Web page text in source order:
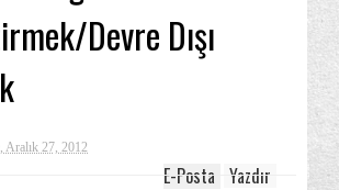
Devre Dışı
Aralık 27, 2012
Yazdır
E-Posta